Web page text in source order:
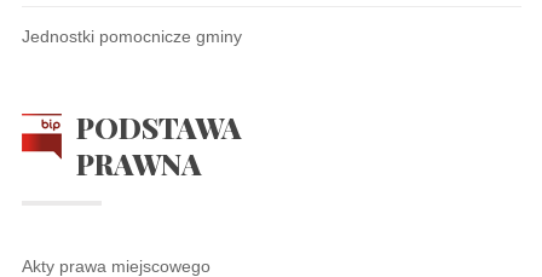
Jednostki pomocnicze gminy
PODSTAWA
PRAWNA
Akty prawa miejscowego